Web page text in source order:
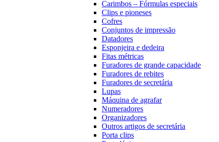
Carimbos – Fórmulas especiais
Clips e pioneses
Cofres
Conjuntos de impressão
Datadores
Esponjeira e dedeira
Fitas métricas
Furadores de grande capacidade
Furadores de rebites
Furadores de secretária
Lupas
Máquina de agrafar
Numeradores
Organizadores
Outros artigos de secretária
Porta clips